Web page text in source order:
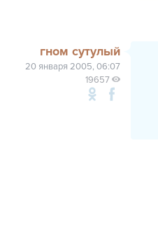
гном сутулый
20 января 2005, 06:07
19657